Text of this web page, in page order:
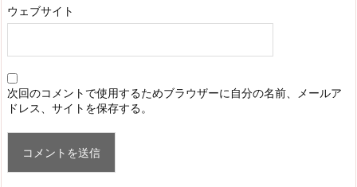
ウェブサイト
次回のコメントで使用するためブラウザーに自分の名前、メールア
ドレス、サイトを保存する。